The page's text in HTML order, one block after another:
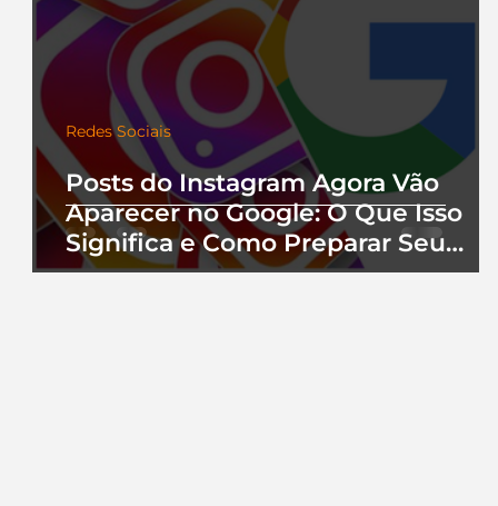
Posts do Instagram Agora Vão
Aparecer no Google: O Que Isso
Significa e Como Preparar Seu
Perfil
Redes Sociais